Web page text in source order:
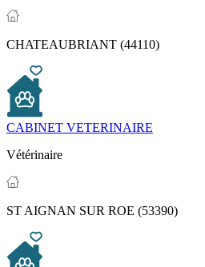
CHATEAUBRIANT (44110)
CABINET VETERINAIRE
Vétérinaire
ST AIGNAN SUR ROE (53390)